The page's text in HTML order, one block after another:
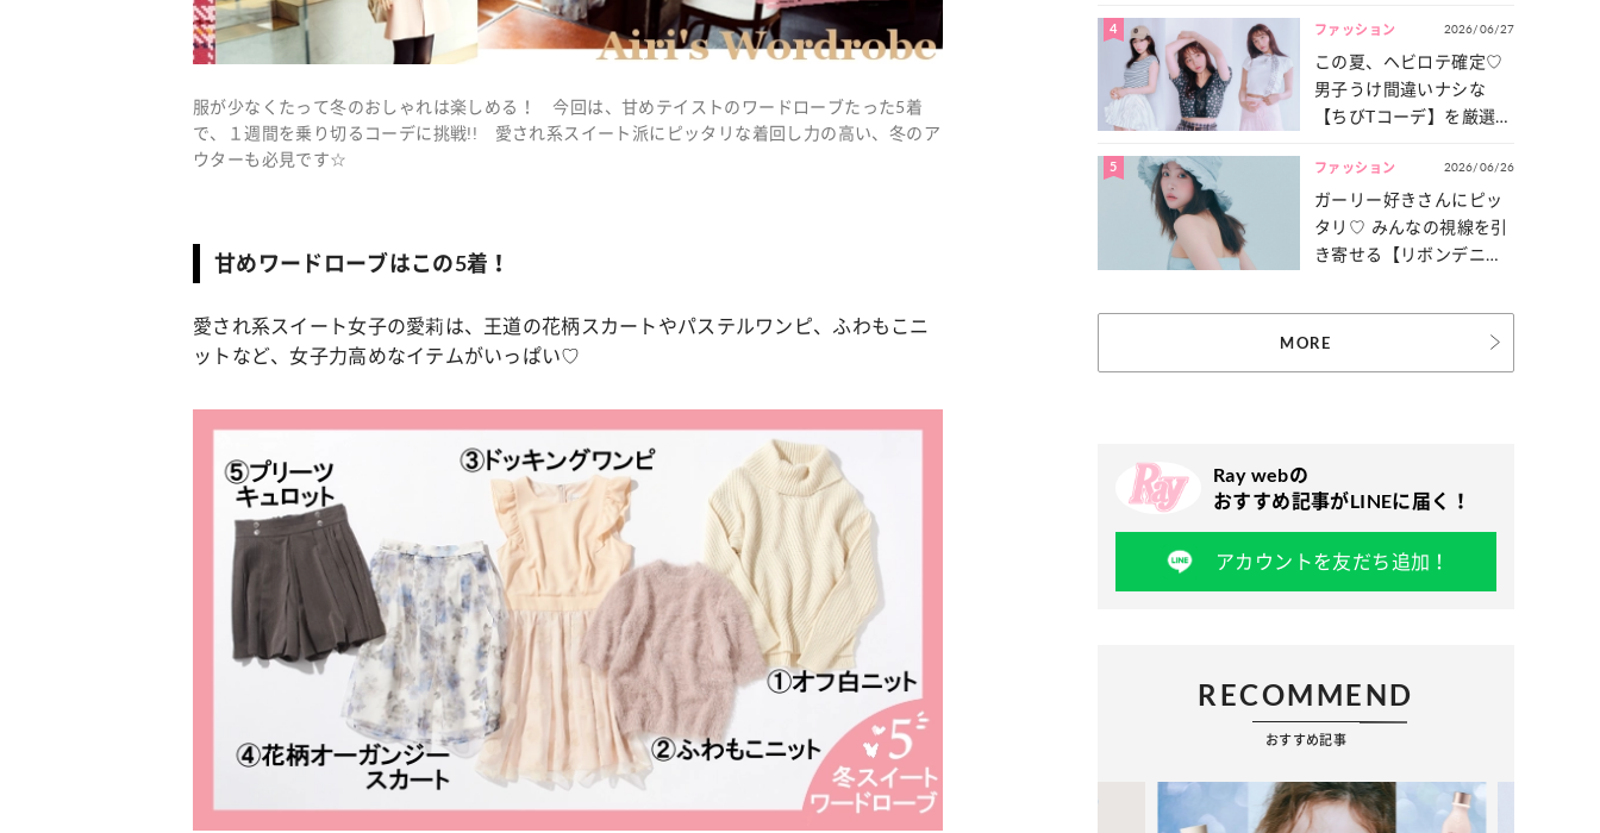
服が少なくたって冬のおしゃれは楽しめる！ 今回は、甘めテイストのワードローブたった5着
で、１週間を乗り切るコーデに挑戦!! 愛され系スイート派にピッタリな着回し力の高い、冬のア
ウターも必見です☆
甘めワードローブはこの5着！
愛され系スイート女子の愛莉は、王道の花柄スカートやパステルワンピ、ふわもこニ
ットなど、女子力高めなイテムがいっぱい♡
4 ファッション 2026/06/27
この夏、ヘビロテ確定♡
男子うけ間違いナシな
【ちびTコーデ】を厳選し
5 ファッション 2026/06/26
ガーリー好きさんにピッ
タリ♡ みんなの視線を引
き寄せる【リボンデニ
MORE
Ray webの
おすすめ記事がLINEに届く！
アカウントを友だち追加！
RECOMMEND
おすすめ記事